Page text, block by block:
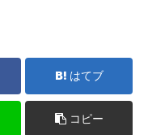
はてブ
コピー